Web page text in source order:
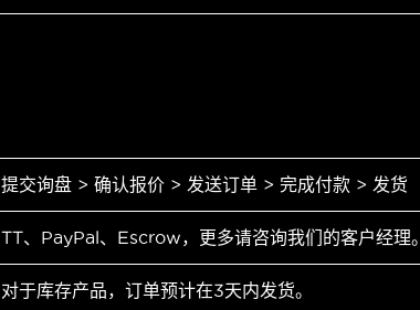
提交询盘 > 确认报价 > 发送订单 > 完成付款 > 发货
TT、PayPal、Escrow，更多请咨询我们的客户经理。
对于库存产品，订单预计在3天内发货。